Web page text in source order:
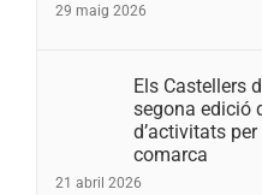
29 maig 2026
Els Castellers
segona edició
d’activitats
comarca
21 abril 2026